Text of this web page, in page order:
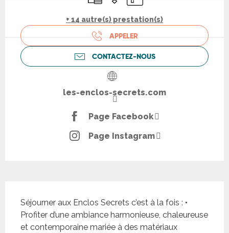
+ 14 autre(s) prestation(s)
APPELER
CONTACTEZ-NOUS
les-enclos-secrets.com
Page Facebook
Page Instagram
Séjourner aux Enclos Secrets c’est à la fois : •
Profiter d’une ambiance harmonieuse, chaleureuse
et contemporaine mariée à des matériaux